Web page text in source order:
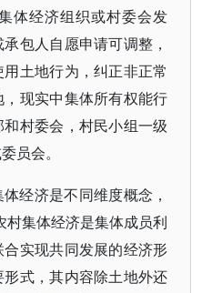
体经济组织或村委会发
包人自愿申请可调整，
土地行为，纠正非正常
现实中集体所有权能行
村委会，村民小组一级
员会。
经济是不同维度概念，
集体经济是集体成员利
实现共同发展的经济形
式，其内容除土地外还